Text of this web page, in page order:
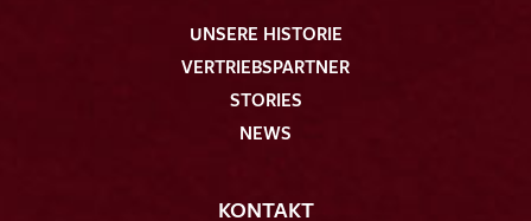
UNSERE HISTORIE
VERTRIEBSPARTNER
STORIES
NEWS
KONTAKT